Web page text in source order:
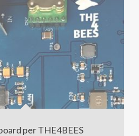
per THE4BEES